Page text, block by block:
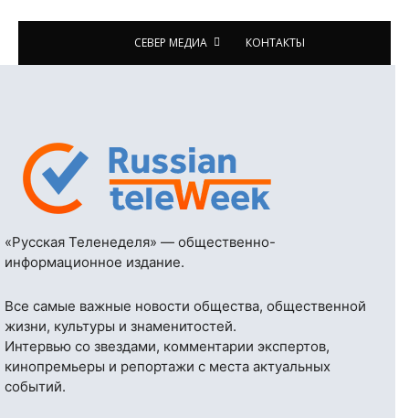
СЕВЕР МЕДИА КОНТАКТЫ
«Русская Теленеделя» — общественно-
информационное издание.
Все самые важные новости общества, общественной
жизни, культуры и знаменитостей.
Интервью со звездами, комментарии экспертов,
кинопремьеры и репортажи с места актуальных
событий.